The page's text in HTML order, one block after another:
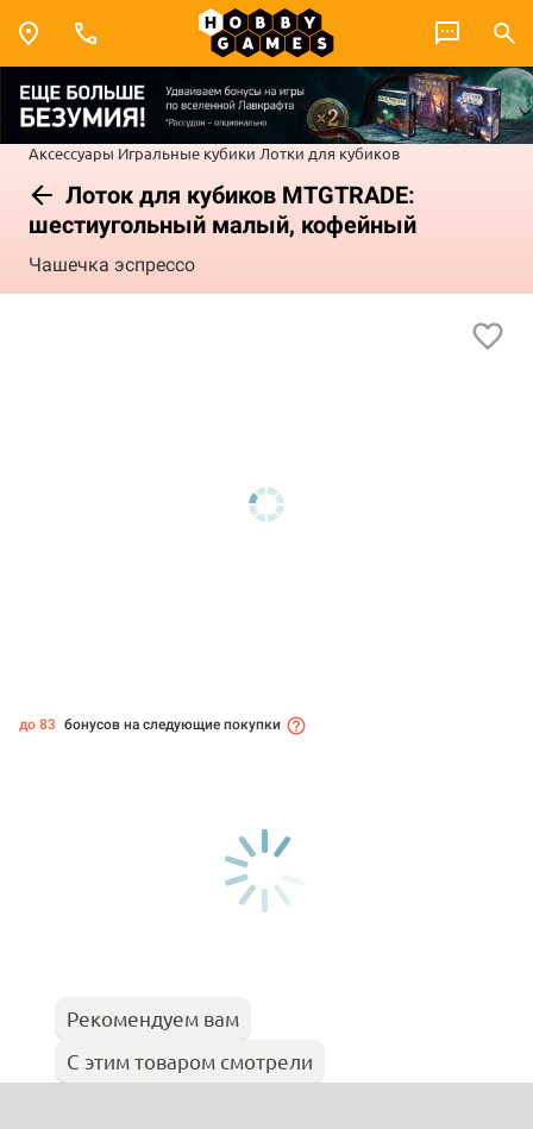
Аксессуары Игральные кубики Лотки для кубиков
Лоток для кубиков MTGTRADE:
шестиугольный малый, кофейный
Чашечка эспрессо
до 83 бонусов на следующие покупки
Рекомендуем вам
С этим товаром смотрели